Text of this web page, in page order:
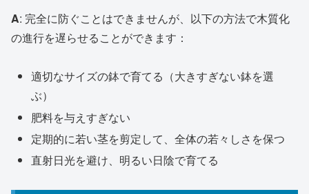
A: 完全に防ぐことはできませんが、以下の方法で木質化
の進行を遅らせることができます：
適切なサイズの鉢で育てる（大きすぎない鉢を選
ぶ）
肥料を与えすぎない
定期的に若い茎を剪定して、全体の若々しさを保つ
直射日光を避け、明るい日陰で育てる